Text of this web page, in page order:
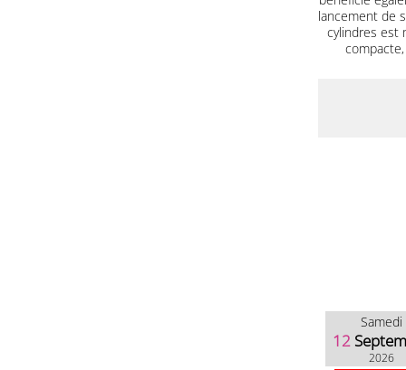
lancement de
cylindres est
Samedi
12
2026